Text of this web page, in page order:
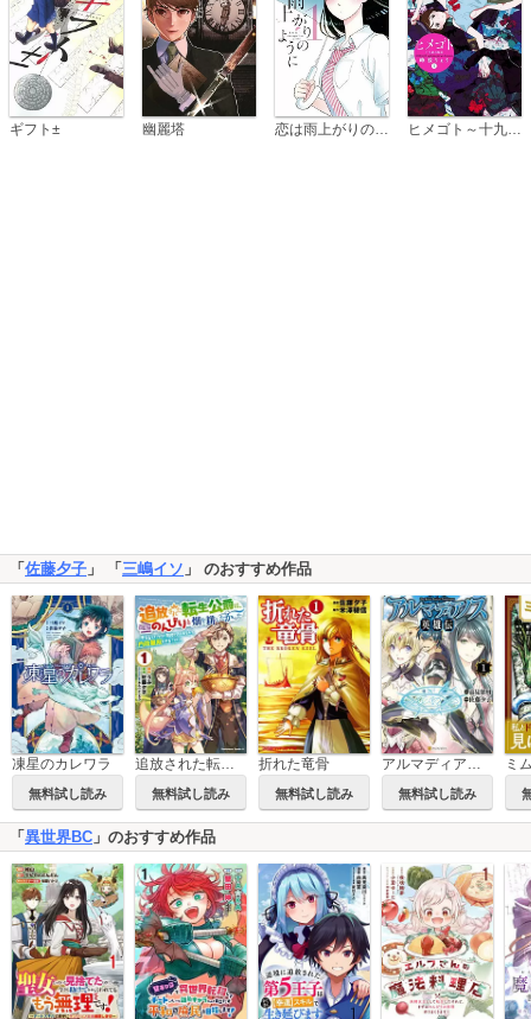
ギフト± 幽麗塔 ヒメゴト～十九歳の制服～
「佐藤夕子 」 「三嶋イソ 」 のおすすめ作品
凍星のカレワラ
無料試し読み
追放された転生公爵は、辺境でのんびりと畑を耕したかった ～来るなというのに領民が沢山来るから内政無双をすることに～
無料試し読み
折れた竜骨
無料試し読み
アルマディアノス英雄伝
無料試し読み
「 異世界BC 」のおすすめ作品